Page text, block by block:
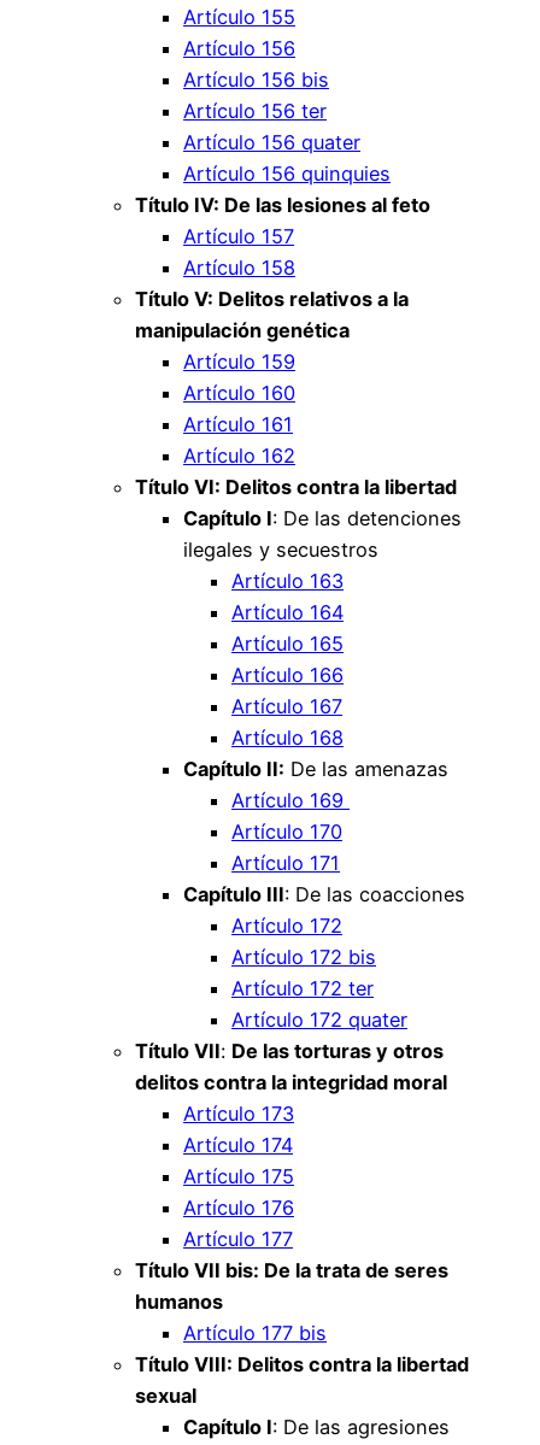
Artículo 155
Artículo 156
Artículo 156 bis
Artículo 156 ter
Artículo 156 quater
Artículo 156 quinquies
Título IV: De las lesiones al feto
Artículo 157
Artículo 158
Título V: Delitos relativos a la
manipulación genética
Artículo 159
Artículo 160
Artículo 161
Artículo 162
Título VI: Delitos contra la libertad
Capítulo I: De las detenciones
ilegales y secuestros
Artículo 163
Artículo 164
Artículo 165
Artículo 166
Artículo 167
Artículo 168
Capítulo II: De las amenazas
Artículo 169
Artículo 170
Artículo 171
Capítulo III: De las coacciones
Artículo 172
Artículo 172 bis
Artículo 172 ter
Artículo 172 quater
Título VII: De las torturas y otros
delitos contra la integridad moral
Artículo 173
Artículo 174
Artículo 175
Artículo 176
Artículo 177
Título VII bis: De la trata de seres
humanos
Artículo 177 bis
Título VIII: Delitos contra la libertad
sexual
Capítulo I: De las agresiones